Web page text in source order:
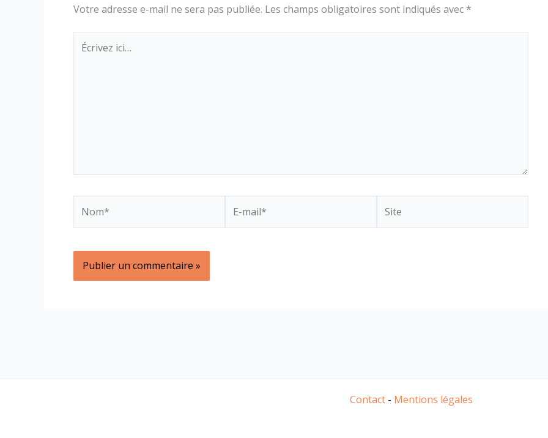
Votre adresse e-mail ne sera pas publiée. Les champs obligatoires sont indiqués avec *
Écrivez
ici…
mail*
Contact- Mentions légales